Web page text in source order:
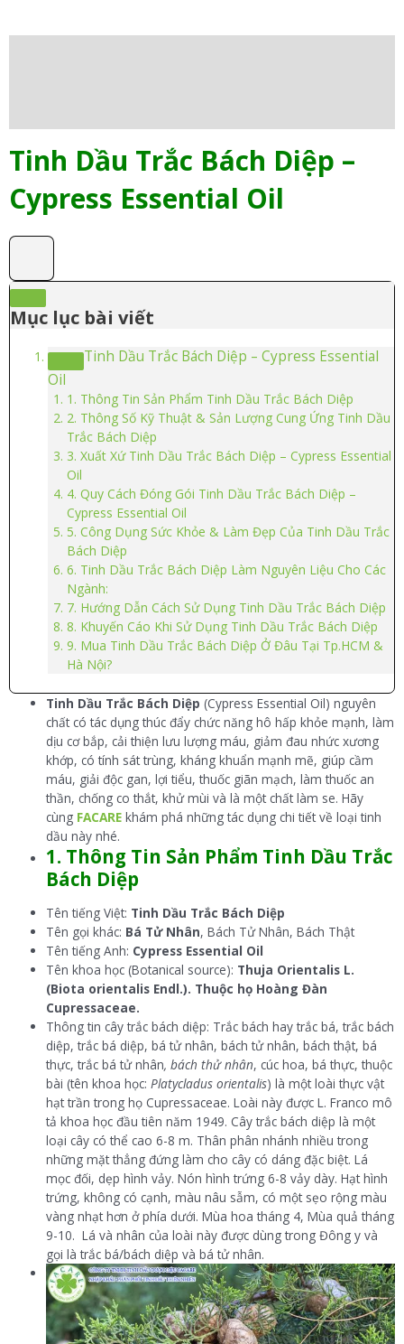
Tinh Dầu Trắc Bách Diệp –
Cypress Essential Oil
Mục lục bài viết
Tinh Dầu Trắc Bách Diệp – Cypress Essential
Oil
1. Thông Tin Sản Phẩm Tinh Dầu Trắc Bách Diệp
2. Thông Số Kỹ Thuật & Sản Lượng Cung Ứng Tinh Dầu
Trắc Bách Diệp
3. Xuất Xứ Tinh Dầu Trắc Bách Diệp – Cypress Essential
Oil
4. Quy Cách Đóng Gói Tinh Dầu Trắc Bách Diệp –
Cypress Essential Oil
5. Công Dụng Sức Khỏe & Làm Đẹp Của Tinh Dầu Trắc
Bách Diệp
6. Tinh Dầu Trắc Bách Diệp Làm Nguyên Liệu Cho Các
Ngành:
7. Hướng Dẫn Cách Sử Dụng Tinh Dầu Trắc Bách Diệp
8. Khuyến Cáo Khi Sử Dụng Tinh Dầu Trắc Bách Diệp
9. Mua Tinh Dầu Trắc Bách Diệp Ở Đâu Tại Tp.HCM &
Hà Nội?
Tinh Dầu Trắc Bách Diệp(Cypress Essential Oil) nguyên
chất có tác dụng thúc đẩy chức năng hô hấp khỏe mạnh, làm
dịu cơ bắp, cải thiện lưu lượng máu, giảm đau nhức xương
khớp, có tính sát trùng, kháng khuẩn mạnh mẽ, giúp cầm
máu, giải độc gan, lợi tiểu, thuốc giãn mạch, làm thuốc an
thần, chống co thắt, khử mùi và là một chất làm se. Hãy
cùng FACARE khám phá những tác dụng chi tiết về loại tinh
dầu này nhé.
1. Thông Tin Sản Phẩm Tinh Dầu Trắc
Bách Diệp
Tên tiếng Việt: Tinh Dầu Trắc Bách Diệp
Tên gọi khác: Bá Tử Nhân, Bách Tử Nhân, Bách Thật
Tên tiếng Anh: Cypress Essential Oil
Tên khoa học (Botanical source): Thuja Orientalis L.
(Biota orientalis Endl.). Thuộc họ Hoàng Đàn
Cupressaceae.
Thông tin cây trắc bách diệp: Trắc bách hay trắc bá, trắc bách
diệp, trắc bá diệp, bá tử nhân, bách tử nhân, bách thật, bá
thực, trắc bá tử nhân,bách thử nhân, cúc hoa, bá thực, thuộc
bài (tên khoa học:Platycladus orientalis) là một loài thực vật
hạt trần trong họ Cupressaceae. Loài này được L. Franco mô
tả khoa học đầu tiên năm 1949. Cây trắc bách diệp là một
loại cây có thể cao 6-8 m. Thân phân nhánh nhiều trong
những mặt thẳng đứng làm cho cây có dáng đặc biệt. Lá
mọc đối, dẹp hình vảy. Nón hình trứng 6-8 vảy dày. Hạt hình
trứng, không có cạnh, màu nâu sẫm, có một sẹo rộng màu
vàng nhạt hơn ở phía dưới. Mùa hoa tháng 4, Mùa quả tháng
9-10. Lá và nhân của loài này được dùng trong Đông y và
gọi là trắc bá/bách diệp và bá tử nhân.